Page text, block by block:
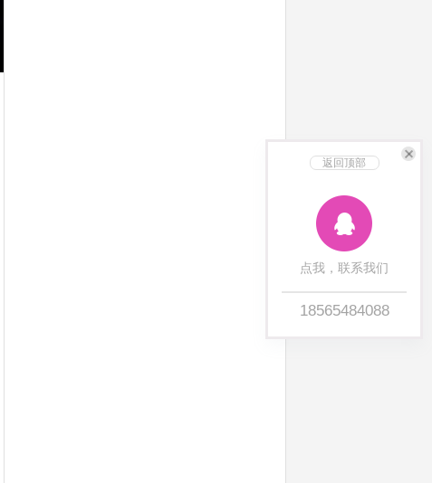
返回顶部
点我，联系我们
18565484088